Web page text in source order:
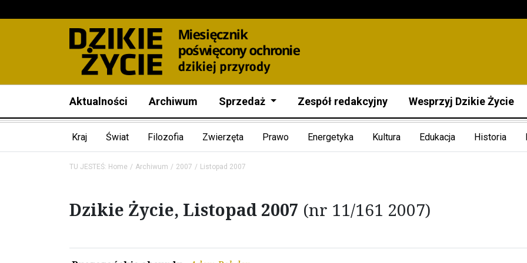
Aktualności Archiwum Sprzedaż Zespół redakcyjny Wesprzyj Dzikie Życie
Kraj Świat Filozofia Zwierzęta Prawo Energetyka Kultura Edukacja Historia
TU JESTEŚ: Home Archiwum 2007 Listopad 2007
Dzikie Życie, Listopad 2007 (nr 11/161 2007)